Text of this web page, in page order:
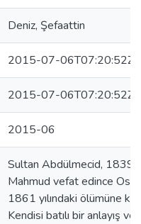
Deniz, Şefaattin
2015-07-06T07:20:52Z
2015-07-06T07:20:52Z
2015-06
Sultan Abdülmecid, 1839
Mahmud vefat edince
1861 yılındaki ölümüne
Kendisi batılı bir anlayış